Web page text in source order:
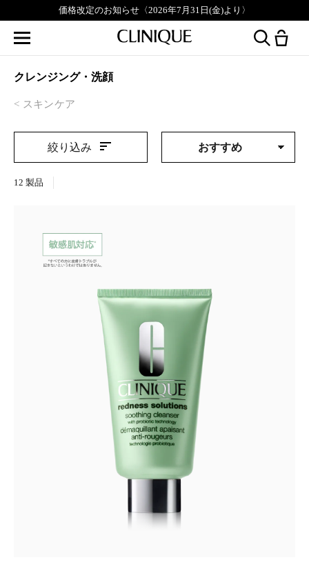
価格改定のお知らせ〈2026年7月31日(金)より〉
クレンジング・洗顔
スキンケア
絞り込み
12 製品